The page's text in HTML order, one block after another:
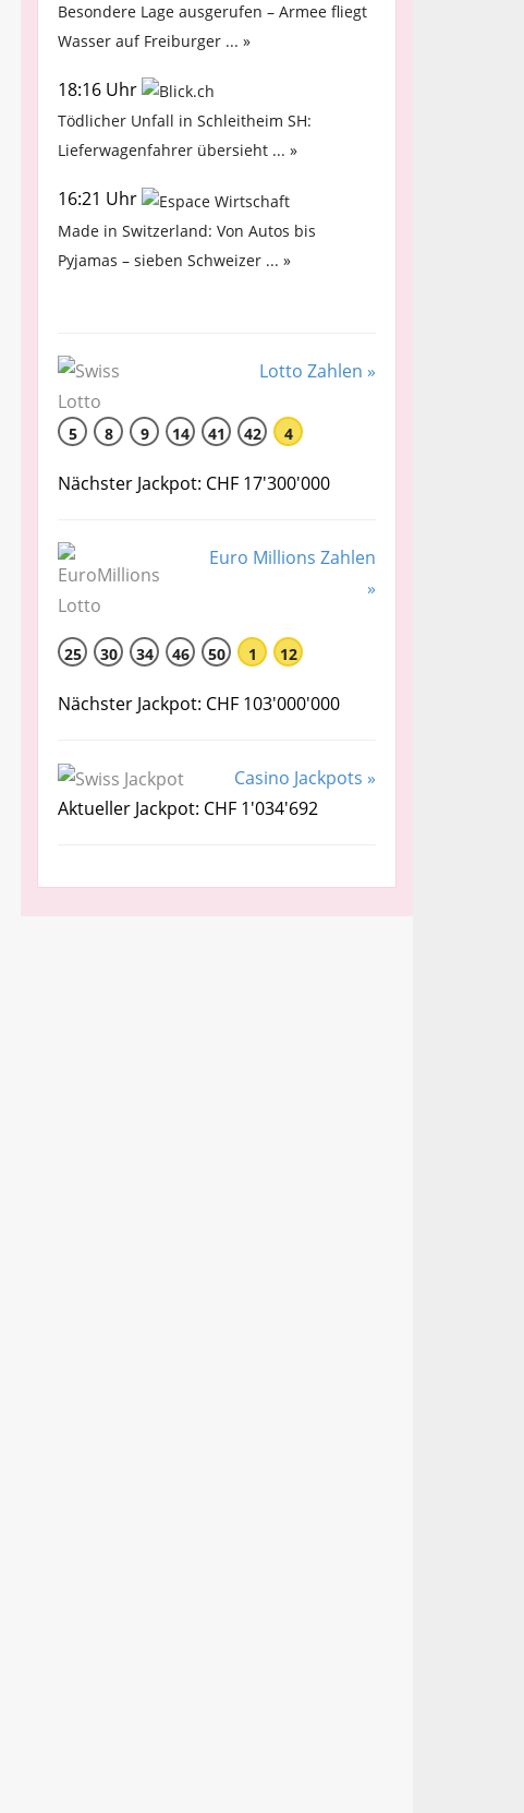
Besondere Lage ausgerufen – Armee fliegt
Wasser auf Freiburger ... »
18:16 Uhr
Tödlicher Unfall in Schleitheim SH:
Lieferwagenfahrer übersieht ... »
16:21 Uhr
Made in Switzerland: Von Autos bis
Pyjamas – sieben Schweizer ... »
Lotto Zahlen »
5 8 9 14 41 42 4
Nächster Jackpot: CHF 17'300'000
Euro Millions Zahlen
»
25 30 34 46 50 1 12
Nächster Jackpot: CHF 103'000'000
Casino Jackpots »
Aktueller Jackpot: CHF 1'034'692